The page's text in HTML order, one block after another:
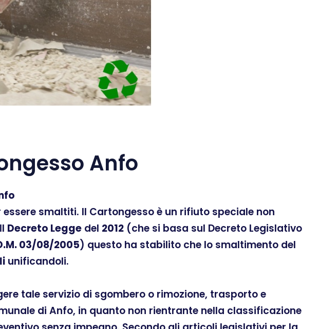
Anfo
smaltiti. Il Cartongesso è un rifiuto speciale non
Decreto Legge del 2012 (che si basa sul Decreto Legislativo
03/08/2005) questo ha stabilito che lo smaltimento del
unificandoli.
tale servizio di sgombero o rimozione, trasporto e
di Anfo, in quanto non rientrante nella classificazione